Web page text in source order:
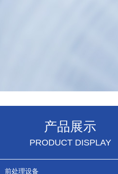
产品展示
PRODUCT DISPLAY
前处理设备